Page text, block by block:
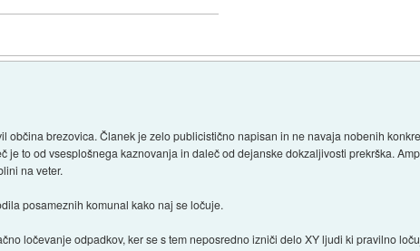
občina brezovica. Članek je zelo publicistično napisan in ne navaja nobenih
je to od vsesplošnega kaznovanja in daleč od dejanske dokzaljivosti prekrška.
na veter.
posameznih komunal kako naj se ločuje.
ločevanje odpadkov, ker se s tem neposredno izniči delo XY ljudi ki pravilno